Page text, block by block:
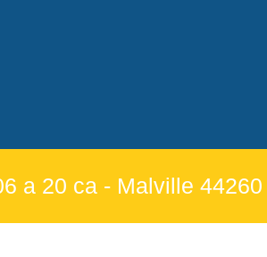
a 20 ca - Malville 44260